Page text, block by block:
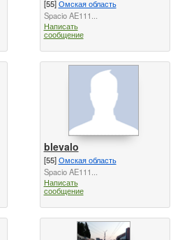
[55]Омская область
Spacio AE111...
Написать
сообщение
blevalo
[55]Омская область
Spacio AE111...
Написать
сообщение